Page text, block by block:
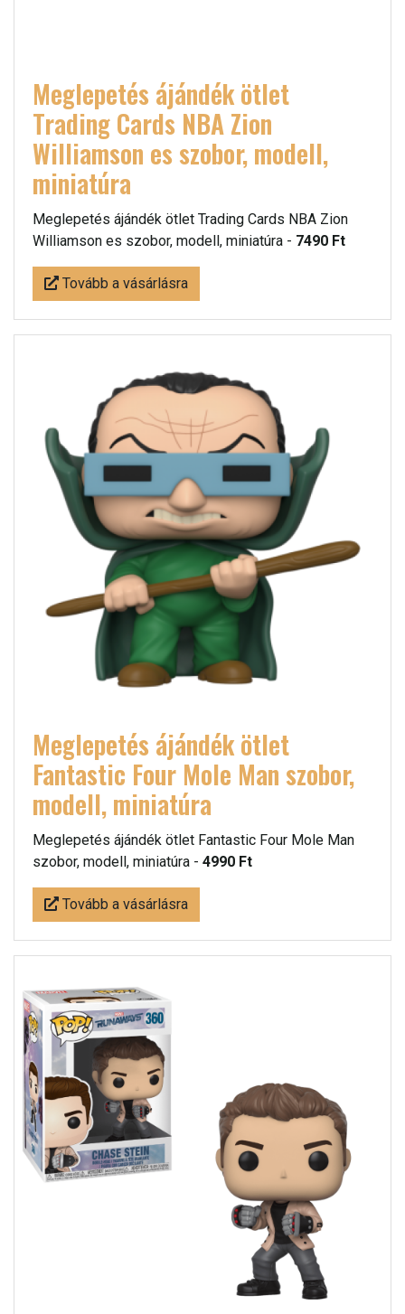
Meglepetés ájándék ötlet
Trading Cards NBA Zion
Williamson es szobor, modell,
miniatúra
Meglepetés ájándék ötlet Trading Cards NBA Zion
Williamson es szobor, modell, miniatúra - 7490 Ft
Tovább a vásárlásra
Meglepetés ájándék ötlet
Fantastic Four Mole Man szobor,
modell, miniatúra
Meglepetés ájándék ötlet Fantastic Four Mole Man
szobor, modell, miniatúra - 4990 Ft
Tovább a vásárlásra